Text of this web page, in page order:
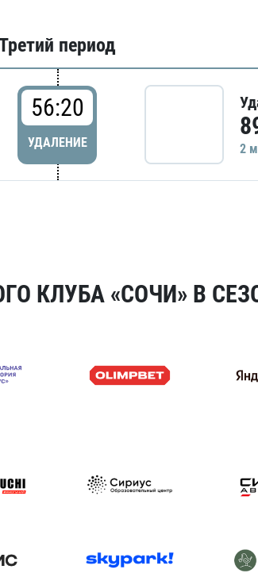
период
56:20
УДАЛЕНИЕ 2
КЛУБА «СОЧИ» В